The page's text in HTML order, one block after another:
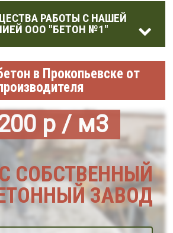
РАБОТЫ С НАШЕЙ
ООО "БЕТОН №1"
в Прокопьевске от
р / м3
СОБСТВЕННЫЙ
ЗАВОД